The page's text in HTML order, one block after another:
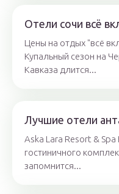
Отели сочи всё
Цены на отдых "всё
Купальный сезон на
Кавказа длится...
Лучшие отели
Aska Lara Resort &
гостиничного
запомнится...